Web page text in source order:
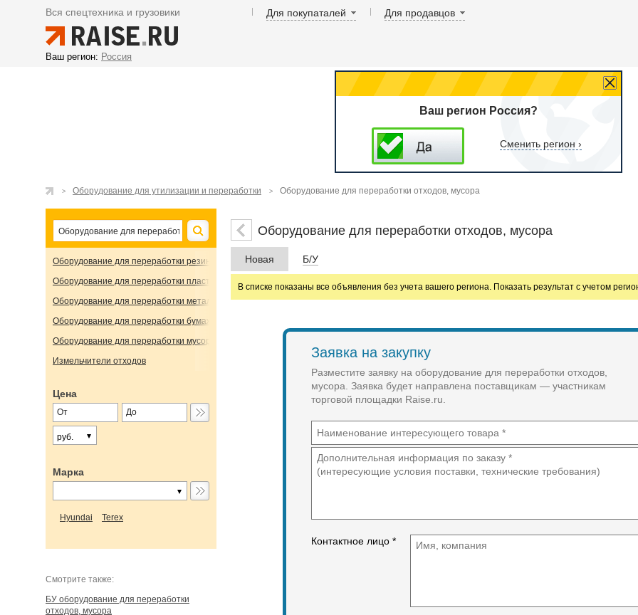
Вся спецтехника и грузовики Для покупаталей Для продавцов
Ваш регион: Россия
Ваш регион Россия?
Сменить регион ›
Оборудование для утилизации и переработки Оборудование для переработки отходов, мусора
Оборудование для переработки резины
Оборудование для переработки пластика и полимеров
Оборудование для переработки металла
Оборудование для переработки бумажных отходов
Оборудование для переработки мусора
Измельчители отходов
Цена
руб.
Марка
Hyundai Terex
Cмотрите также:
БУ оборудование для переработки
отходов, мусора
Оборудование для переработки отходов, мусора
Новая Б/У
В списке показаны все объявления без учета вашего региона. Показать результат с учетом
Заявка на закупку
Разместите заявку на оборудование для переработки отходов,
мусора. Заявка будет направлена поставщикам — участникам
торговой площадки Raise.ru.
Контактное лицо *